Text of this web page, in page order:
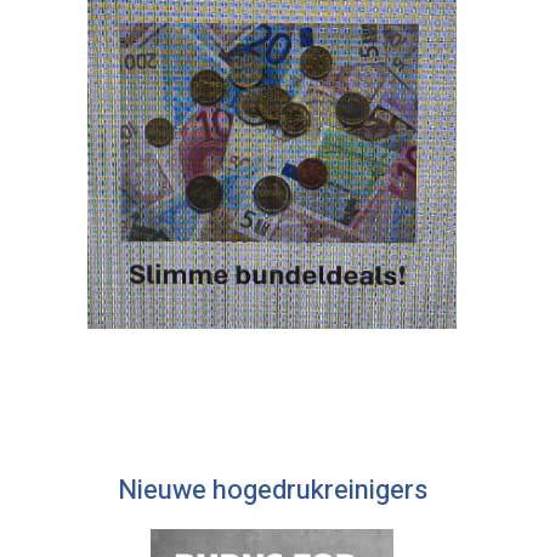
Nieuwe hogedrukreinigers